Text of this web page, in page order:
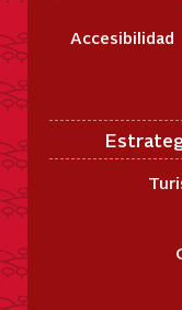
Accesibilidad